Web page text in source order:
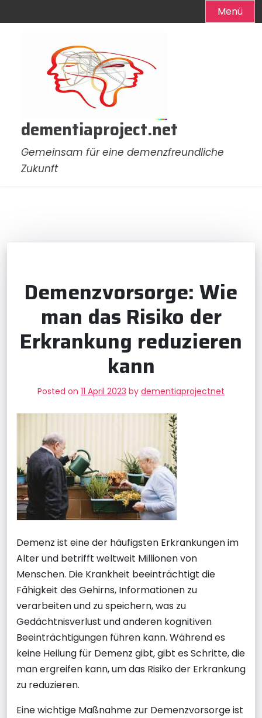
Menü
dementiaproject.net
Gemeinsam für eine demenzfreundliche
Zukunft
Demenzvorsorge: Wie
man das Risiko der
Erkrankung reduzieren
kann
Posted on 11 April 2023 by dementiaprojectnet
Demenz ist eine der häufigsten Erkrankungen im
Alter und betrifft weltweit Millionen von
Menschen. Die Krankheit beeinträchtigt die
Fähigkeit des Gehirns, Informationen zu
verarbeiten und zu speichern, was zu
Gedächtnisverlust und anderen kognitiven
Beeinträchtigungen führen kann. Während es
keine Heilung für Demenz gibt, gibt es Schritte, die
man ergreifen kann, um das Risiko der Erkrankung
zu reduzieren.
Eine wichtige Maßnahme zur Demenzvorsorge ist